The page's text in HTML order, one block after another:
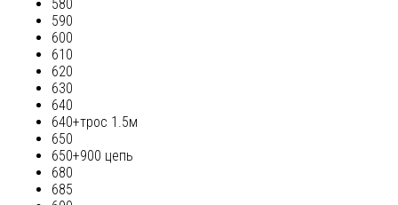
580
590
600
610
620
630
640
640+трос 1.5м
650
650+900 цепь
680
685